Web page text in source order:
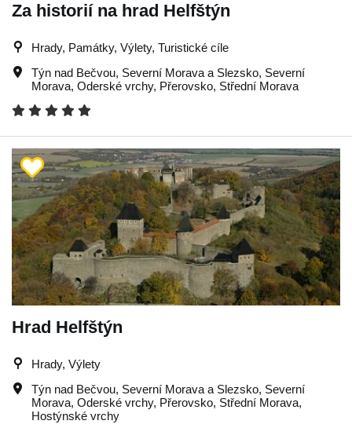
Za historií na hrad Helfštýn
Hrady, Památky, Výlety, Turistické cíle
Týn nad Bečvou, Severní Morava a Slezsko, Severní
Morava, Oderské vrchy, Přerovsko, Střední Morava
Hrad Helfštýn
Hrady, Výlety
Týn nad Bečvou, Severní Morava a Slezsko, Severní
Morava, Oderské vrchy, Přerovsko, Střední Morava,
Hostýnské vrchy